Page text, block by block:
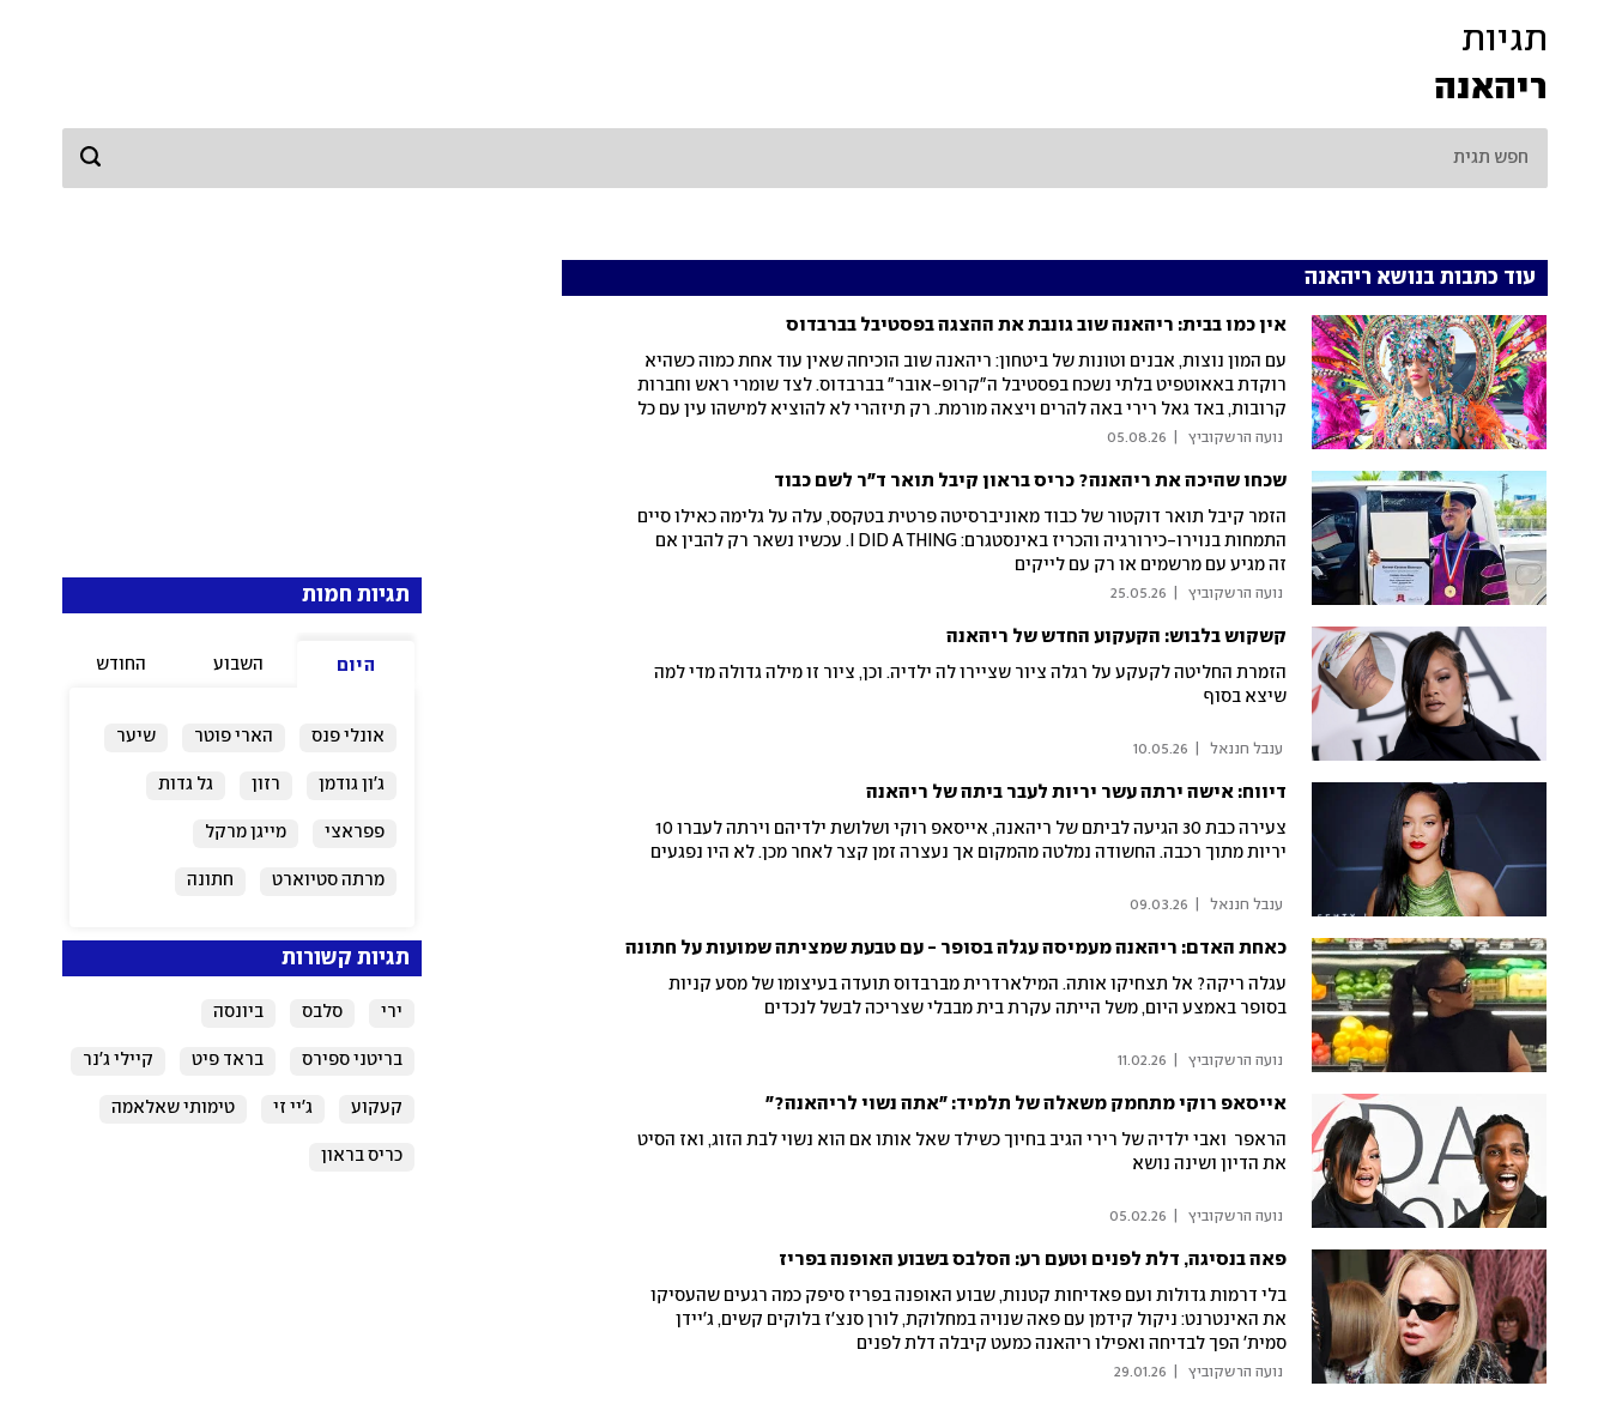
תגיות
ריהאנה
עוד כתבות בנושא ריהאנה
אין כמו בבית: ריהאנה שוב גונבת את ההצגה בפסטיבל בברבדוס
עם המון נוצות, אבנים וטונות של ביטחון: ריהאנה שוב הוכיחה שאין עוד אחת כמוה כשהיא
רוקדת באאוטפיט בלתי נשכח בפסטיבל ה"קרופ-אובר" בברבדוס. לצד שומרי ראש וחברות
קרובות, באד גאל רירי באה להרים ויצאה מורמת. רק תיזהרי לא להוציא למישהו עין עם כל
הקונסטרוקציה הזאת
נועה הרשקוביץ 05.08.26
שכחו שהיכה את ריהאנה? כריס בראון קיבל תואר ד"ר לשם כבוד
הזמר קיבל תואר דוקטור של כבוד מאוניברסיטה פרטית בטקסס, עלה על גלימה כאילו סיים
התמחות בנוירו-כירורגיה והכריז באינסטגרם: I DID A THING. עכשיו נשאר רק להבין אם
זה מגיע עם מרשמים או רק עם לייקים
נועה הרשקוביץ 25.05.26
קשקוש בלבוש: הקעקוע החדש של ריהאנה
הזמרת החליטה לקעקע על רגלה ציור שציירו לה ילדיה. וכן, ציור זו מילה גדולה מדי למה
שיצא בסוף
ענבל חננאל 10.05.26
דיווח: אישה ירתה עשר יריות לעבר ביתה של ריהאנה
צעירה כבת 30 הגיעה לביתם של ריהאנה, אייסאפ רוקי ושלושת ילדיהם וירתה לעברו 10
יריות מתוך רכבה. החשודה נמלטה מהמקום אך נעצרה זמן קצר לאחר מכן. לא היו נפגעים
ענבל חננאל 09.03.26
כאחת האדם: ריהאנה מעמיסה עגלה בסופר - עם טבעת שמציתה שמועות על חתונה
עגלה ריקה? אל תצחיקו אותה. המילארדרית מברבדוס תועדה בעיצומו של מסע קניות
בסופר באמצע היום, משל הייתה עקרת בית מבבלי שצריכה לבשל לנכדים
נועה הרשקוביץ 11.02.26
אייסאפ רוקי מתחמק משאלה של תלמיד: "אתה נשוי לריהאנה?"
הראפר ואבי ילדיה של רירי הגיב בחיוך כשילד שאל אותו אם הוא נשוי לבת הזוג, ואז הסיט
את הדיון ושינה נושא
נועה הרשקוביץ 05.02.26
פאה בנסיגה, דלת לפנים וטעם רע: הסלבס בשבוע האופנה בפריז
בלי דרמות גדולות ועם פאדיחות קטנות, שבוע האופנה בפריז סיפק כמה רגעים שהעסיקו
את האינטרנט: ניקול קידמן עם פאה שנויה במחלוקת, לורן סנצ'ז בלוקים קשים, ג'יידן
סמית' הפך לבדיחה ואפילו ריהאנה כמעט קיבלה דלת לפנים
נועה הרשקוביץ 29.01.26
תגיות חמות
היום השבוע החודש
אונלי פנס הארי פוטר שיער
ג'ון גודמן רזון גל גדות
פפראצי מייגן מרקל
מרתה סטיוארט חתונה
תגיות קשורות
ירי סלבס ביונסה
בריטני ספירס בראד פיט קיילי ג'נר
קעקוע ג'יי זי טימותי שאלאמה
כריס בראון